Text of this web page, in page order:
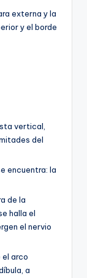
externa y la
y el borde
vertical,
del
encuentra: la
de la
halla el
el nervio
arco
a